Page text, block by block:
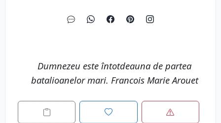
Dumnezeu este întotdeauna de partea
batalioanelor mari. Francois Marie Arouet